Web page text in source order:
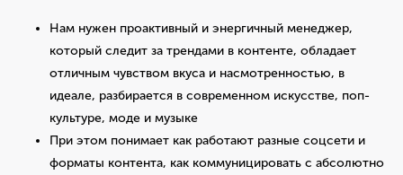
Нам нужен проактивный и энергичный менеджер,
который следит за трендами в контенте, обладает
отличным чувством вкуса и насмотренностью, в
идеале, разбирается в современном искусстве, поп-
культуре, моде и музыке
При этом понимает как работают разные соцсети и
форматы контента, как коммуницировать с абсолютно